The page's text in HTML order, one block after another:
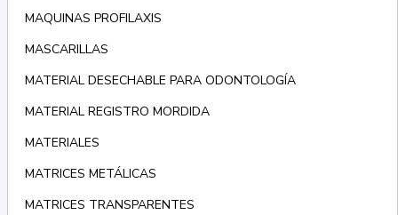
MAQUINAS PROFILAXIS
MASCARILLAS
MATERIAL DESECHABLE PARA ODONTOLOGÍA
MATERIAL REGISTRO MORDIDA
MATERIALES
MATRICES METÁLICAS
MATRICES TRANSPARENTES